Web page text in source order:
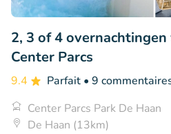
2, 3 of 4
Center Parcs
9.4 Parfait • 9
Center Parcs Park De Haan
De Haan (13km)